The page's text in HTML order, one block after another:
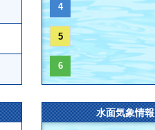
4
5
6
水面気象情報